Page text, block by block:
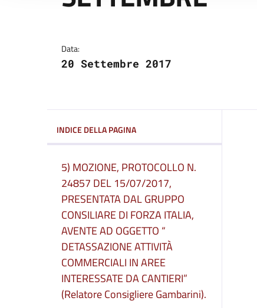
Data:
20 Settembre 2017
INDICE DELLA PAGINA
5) MOZIONE, PROTOCOLLO N.
24857 DEL 15/07/2017,
PRESENTATA DAL GRUPPO
CONSILIARE DI FORZA ITALIA,
AVENTE AD OGGETTO “
DETASSAZIONE ATTIVITÀ
COMMERCIALI IN AREE
INTERESSATE DA CANTIERI”
(Relatore Consigliere Gambarini).